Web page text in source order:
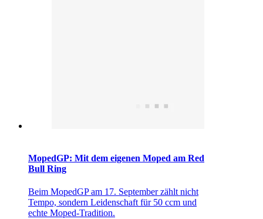
MopedGP: Mit dem eigenen Moped am Red
Bull Ring
Beim MopedGP am 17. September zählt nicht
Tempo, sondern Leidenschaft für 50 ccm und
echte Moped-Tradition.